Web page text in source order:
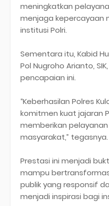
meningkatkan
menjaga kepercayaan
institusi Polri.
Sementara itu, Kabid
Pol Nugroho Arianto,
pencapaian ini.
“Keberhasilan Polres
komitmen kuat jajaran
memberikan
masyarakat,” tegasnya.
Prestasi ini menjadi
mampu
publik yang responsif
menjadi inspirasi bagi